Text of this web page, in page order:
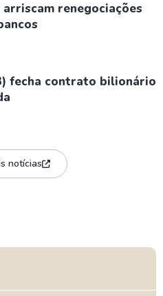
renegociações
fecha contrato bilionário
notícias